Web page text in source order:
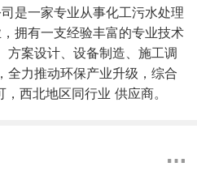
是一家专业从事化工污水处理
拥有一支经验丰富的专业技术
方案设计、设备制造、施工调
全力推动环保产业升级，综合
西北地区同行业 供应商。